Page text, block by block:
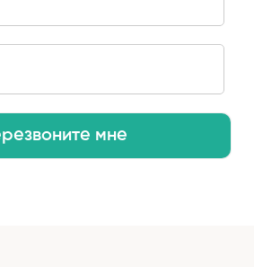
мне